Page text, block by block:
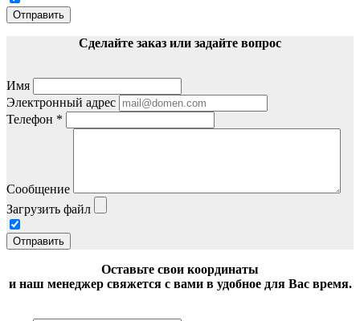
Отправить
Сделайте заказ или задайте вопрос
Имя
Электронный адрес
Телефон *
Сообщение
Загрузить файл
Отправить
Оставьте свои координаты
и наш менеджер свяжется с вами в удобное для Вас время.